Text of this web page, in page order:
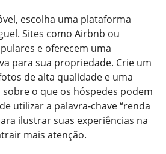
escolha uma plataforma
Sites como Airbnb ou
e oferecem uma
para sua propriedade. Crie um
de alta qualidade e uma
o que os hóspedes podem
utilizar a palavra-chave “renda
ilustrar suas experiências na
mais atenção.